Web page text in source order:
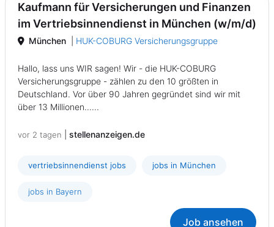
Kaufmann für Versicherungen und Finanzen
im Vertriebsinnendienst in München (w/m/d)
München HUK-COBURG Versicherungsgruppe
Hallo, lass uns WIR sagen! Wir - die HUK-COBURG
Versicherungsgruppe - zählen zu den 10 größten in
Deutschland. Vor über 90 Jahren gegründet sind wir mit
über 13 Millionen......
vor 2 tagen stellenanzeigen.de
vertriebsinnendienst jobs jobs in München
jobs in Bayern
Job ansehen